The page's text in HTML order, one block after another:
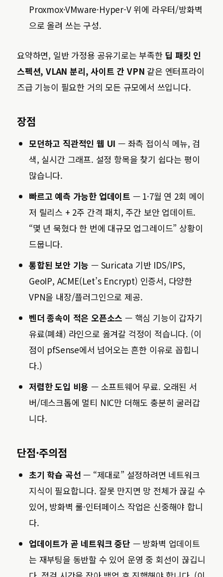
Proxmox·VMware·Hyper-V 위에 라우터/방화벽
으로 올려 쓰는 구성.
요약하면, 일반 가정용 공유기로는 부족한 딥 패킷 인
스펙션, VLAN 분리, 사이트 간 VPN 같은 엔터프라이
즈급 기능이 필요한 거의 모든 규모에서 쓰입니다.
장점
모던하고 직관적인 웹 UI — 좌측 접이식 메뉴, 검
색, 실시간 그래프. 설정 항목을 찾기 쉽다는 평이
많습니다.
빠르고 예측 가능한 업데이트 — 1·7월 연 2회 메이
저 릴리스 + 2주 간격 패치, 주간 보안 업데이트.
“몇 년 묵혔다 한 번에 대규모 업그레이드” 상황이
드뭅니다.
통합된 보안 기능 — Suricata 기반 IDS/IPS,
GeoIP, ACME(Let’s Encrypt) 인증서, 다양한
VPN을 내장/플러그인으로 제공.
벤더 종속이 적은 오픈소스 — 핵심 기능이 갑자기
유료(폐쇄) 라인으로 옮겨갈 걱정이 적습니다. (이
점이 pfSense에서 넘어오는 흔한 이유로 꼽힙니
다.)
저렴한 도입 비용 — 소프트웨어 무료. 오래된 서
버/데스크톱에 멀티 NIC만 더해도 충분히 굴러갑
니다.
단점·주의점
초기 학습 곡선 — “제대로” 설정하려면 네트워크
지식이 필요합니다. 잘못 만지면 망 전체가 끊길 수
있어, 방화벽 룰·인터페이스 작업은 신중해야 합니
다.
업데이트가 곧 네트워크 중단 — 방화벽 업데이트
는 재부팅을 동반할 수 있어 운영 중 회선이 끊깁니